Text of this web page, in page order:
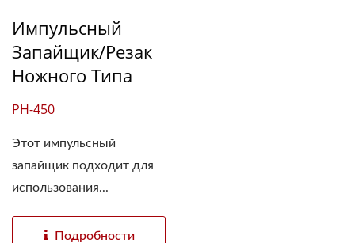
Импульсный
Запайщик/резак
Ножного Типа
PH-450
Этот импульсный
запайщик подходит для
использования...
Подробности